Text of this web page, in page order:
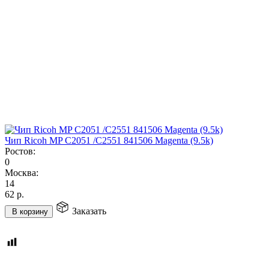
Чип Ricoh MP C2051 /C2551 841506 Magenta (9.5k)
Ростов:
0
Москва:
14
62 р.
В корзину Заказать